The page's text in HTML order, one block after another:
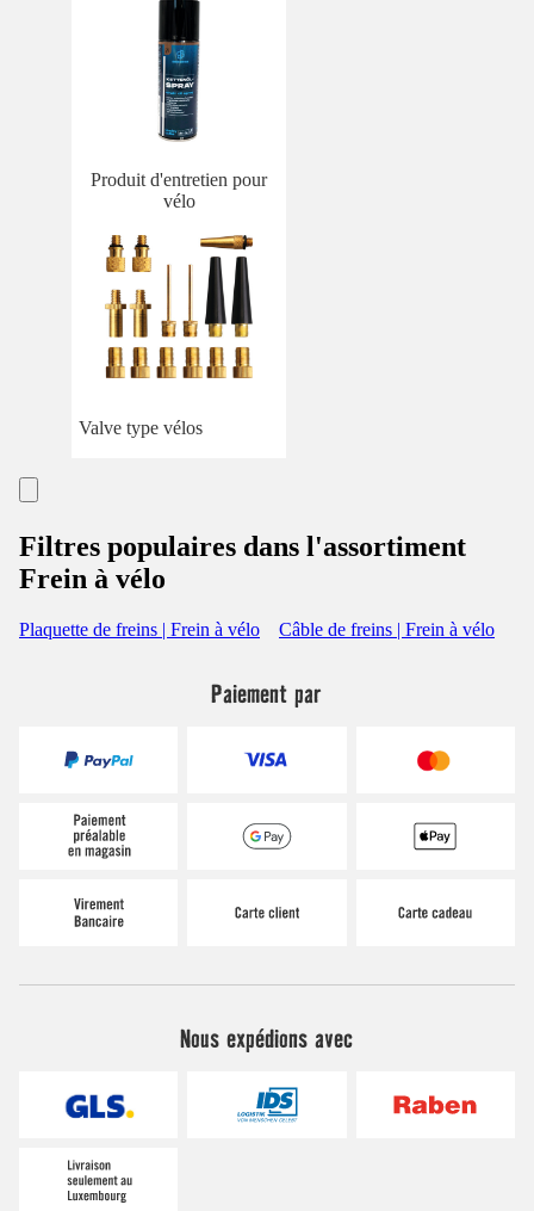
Produit d'entretien pour
vélo
Valve type vélos
Filtres populaires dans l'assortiment
Frein à vélo
Plaquette de freins | Frein à vélo Câble de freins | Frein à vélo
Paiement par
Nous expédions avec